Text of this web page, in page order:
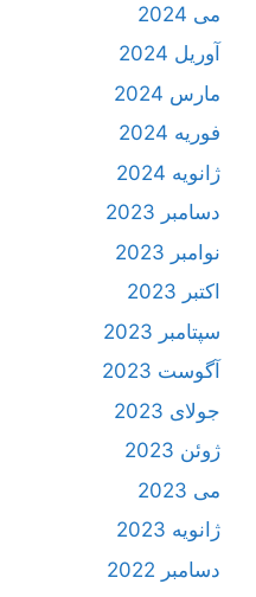
می 2024
آوریل 2024
مارس 2024
فوریه 2024
ژانویه 2024
دسامبر 2023
نوامبر 2023
اکتبر 2023
سپتامبر 2023
آگوست 2023
جولای 2023
ژوئن 2023
می 2023
ژانویه 2023
دسامبر 2022